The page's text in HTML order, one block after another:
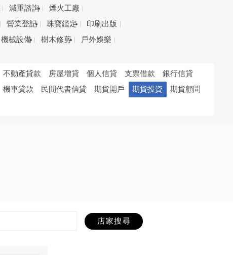
減重諮詢
煙火工廠
營業登記 珠寶鑑定
印刷出版
機械設備 樹木修剪
戶外娛樂
不動產貸款 房屋增貸 個人信貸 支票借款
銀行信貸
機車貸款 民間代書信貸 期貨開戶 期貨投資
期貨顧問